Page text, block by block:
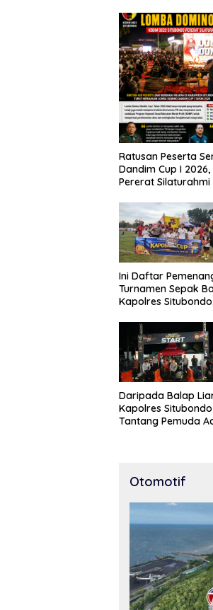
Ratusan Peserta
Dandim Cup I
Pererat
Ini Daftar
Turnamen Sepak
Kapolres Situbondo
Kelompok Umur 10
Tahun
Daripada Balap
Kapolres Situbondo
Tantang Pemuda
Otomotif